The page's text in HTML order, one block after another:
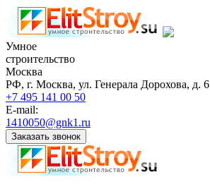
Умное
строительство
Москва
РФ, г. Москва, ул. Генерала Дорохова, д. 6
+7 495 141 00 50
E-mail:
1410050@gnk1.ru
Заказать звонок